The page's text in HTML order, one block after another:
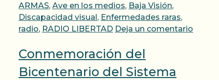
ARMAS, Ave en los medios, Baja Visión,
Discapacidad visual , Enfermedades raras,
radio, RADIO LIBERTAD Deja un comentario
Conmemoración del
Bicentenario del Sistema